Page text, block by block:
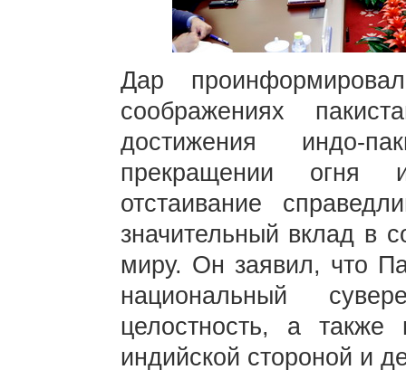
Дар
соображениях
достижения индо-
прекращении огня
отстаивание
значительный вклад в
миру. Он заявил, что
национальный
целостность, а также
индийской стороной и